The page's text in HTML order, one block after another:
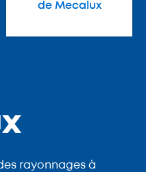
de Mecalux
rayonnages à